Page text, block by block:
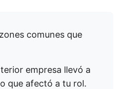
comunes que
empresa llevó a
que afectó a tu rol.